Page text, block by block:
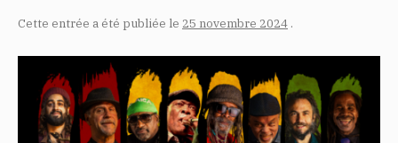
Cette entrée a été publiée le 25 novembre 2024 .